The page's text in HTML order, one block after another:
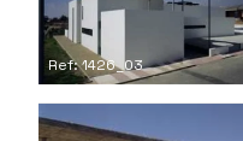
Ref: 1426_03